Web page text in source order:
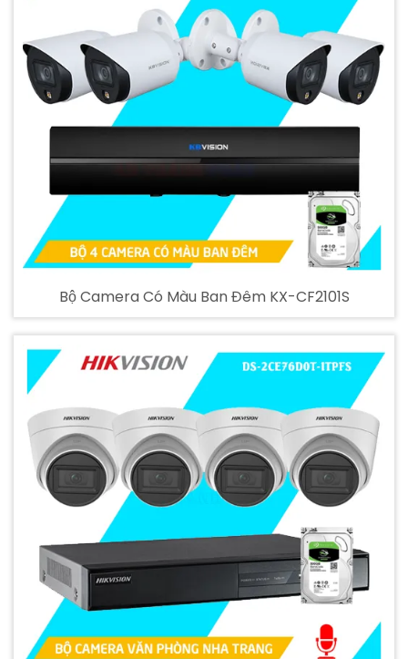
Bộ Camera Có Màu Ban Đêm KX-CF2101S